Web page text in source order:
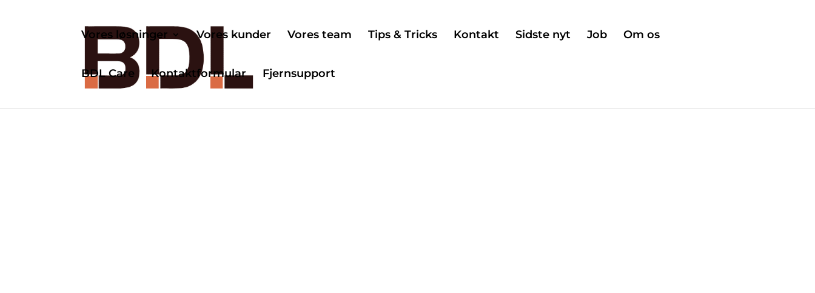
Vores løsninger Vores kunder Vores team Tips & Tricks Kontakt Sidste nyt Job Om os
BDL Care Kontaktformular Fjernsupport
Din forretning er vores …